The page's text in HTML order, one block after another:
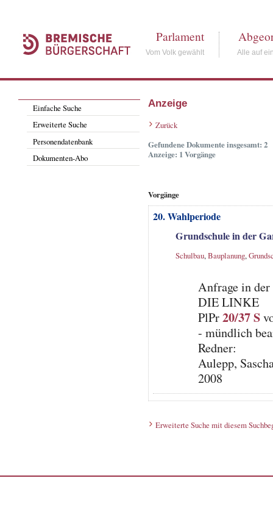
Parlament
Vom Volk gewählt Alle auf
Einfache Suche
Erweiterte Suche
Personendatenbank
Dokumenten-Abo
Anzeige
Zurück
Gefundene Dokumente insgesamt: 2
Anzeige: 1 Vorgänge
Vorgänge
20. Wahlperiode
Grundschule in der
Schulbau,Bauplanung,
Anfrage in
DIE LINKE
PlPr20/37 S
- mündlich
Redner:
Aulepp,
2008
Erweiterte Suche mit diesem